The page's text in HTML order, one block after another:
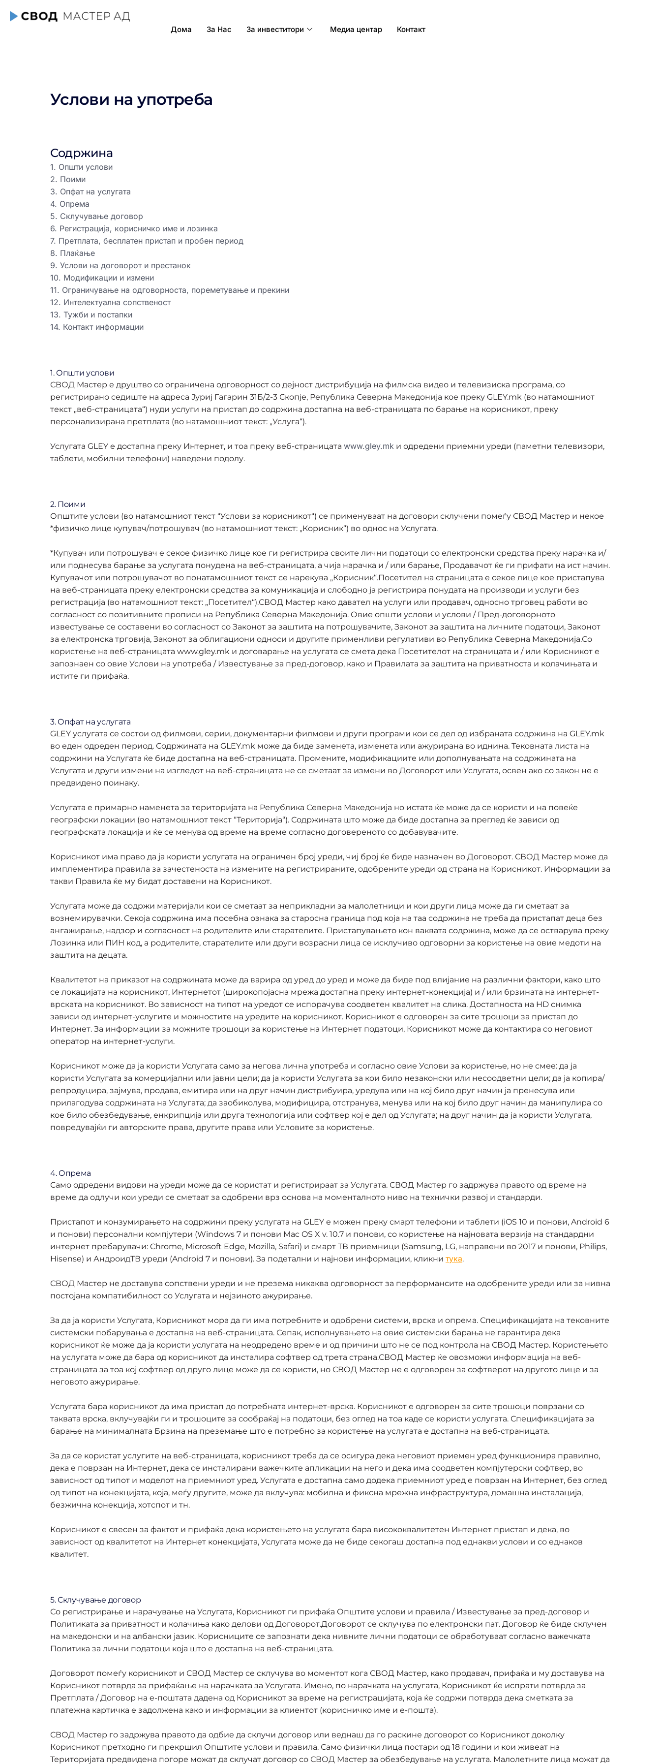
Дома За Нас За инвеститори Медиа центар Контакт
Услови на употреба
Содржина
1. Општи услови
2. Поими
3. Опфат на услугата
4. Опрема
5. Склучување договор
6. Регистрација, корисничко име и лозинка
7. Претплата, бесплатен пристап и пробен период
8. Плаќање
9. Услови на договорот и престанок
10. Модификации и измени
11. Ограничување на одговорноста, пореметување и прекини
12. Интелектуална сопственост
13. Тужби и постапки
14. Контакт информации
1. Општи услови
СВОД Мастер е друштво со ограничена одговорност со дејност дистрибуција на филмска видео и телевизиска програма, со
регистрирано седиште на адреса Јуриј Гагарин 31Б/2-3 Скопје, Република Северна Македонија кое преку GLEY.mk (во натамошниот
текст „веб-страницата“) нуди услуги на пристап до содржина достапна на веб-страницата по барање на корисникот, преку
персонализирана претплата (во натамошниот текст: „Услуга“).
Услугата GLEY е достапна преку Интернет, и тоа преку веб-страницата www.gley.mk и одредени приемни уреди (паметни телевизори,
таблети, мобилни телефони) наведени подолу.
2. Поими
Општите услови (во натамошниот текст “Услови за корисникот“) се применуваат на договори склучени помеѓу СВОД Мастер и некое
*физичко лице купувач/потрошувач (во натамошниот текст: „Корисник“) во однос на Услугата.
*Купувач или потрошувач е секое физичко лице кое ги регистрира своите лични податоци со електронски средства преку нарачка и/
или поднесува барање за услугата понудена на веб-страницата, а чија нарачка и / или барање, Продавачот ќе ги прифати на ист начин.
Купувачот или потрошувачот во понатамошниот текст се нарекува „Корисник“.Посетител на страницата е секое лице кое пристапува
на веб-страницата преку електронски средства за комуникација и слободно ја регистрира понудата на производи и услуги без
регистрација (во натамошниот текст: „Посетител“).СВОД Мастер како давател на услуги или продавач, односно трговец работи во
согласност со позитивните прописи на Република Северна Македонија. Овие општи услови и услови / Пред-договорното
известување се составени во согласност со Законот за заштита на потрошувачите, Законот за заштита на личните податоци, Законот
за електронска трговија, Законот за облигациони односи и другите применливи регулативи во Република Северна Македонија.Со
користење на веб-страницата www.gley.mk и договарање на услугата се смета дека Посетителот на страницата и / или Корисникот е
запознаен со овие Услови на употреба / Известување за пред-договор, како и Правилата за заштита на приватноста и колачињата и
истите ги прифаќа.
3. Опфат на услугата
GLEY услугата се состои од филмови, серии, документарни филмови и други програми кои се дел од избраната содржина на GLEY.mk
во еден одреден период. Содржината на GLEY.mk може да биде заменета, изменета или ажурирана во иднина. Тековната листа на
содржини на Услугата ќе биде достапна на веб-страницата. Промените, модификациите или дополнувањата на содржината на
Услугата и други измени на изгледот на веб-страницата не се сметаат за измени во Договорот или Услугата, освен ако со закон не е
предвидено поинаку.
Услугата е примарно наменета за територијата на Република Северна Македонија но истата ќе може да се користи и на повеќе
географски локации (во натамошниот текст “Територија“). Содржината што може да биде достапна за преглед ќе зависи од
географската локација и ќе се менува од време на време согласно договереното со добавувачите.
Корисникот има право да ја користи услугата на ограничен број уреди, чиј број ќе биде назначен во Договорот. СВОД Мастер може да
имплементира правила за зачестеноста на измените на регистрираните, одобрените уреди од страна на Корисникот. Информации за
такви Правила ќе му бидат доставени на Корисникот.
Услугата може да содржи материјали кои се сметаат за неприкладни за малолетници и кои други лица може да ги сметаат за
вознемирувачки. Секоја содржина има посебна ознака за старосна граница под која на таа содржина не треба да пристапат деца без
ангажирање, надзор и согласност на родителите или старателите. Пристапувањето кон ваквата содржина, може да се остварува преку
Лозинка или ПИН код, а родителите, старателите или други возрасни лица се исклучиво одговорни за користење на овие медоти на
заштита на децата.
Квалитетот на приказот на содржината може да варира од уред до уред и може да биде под влијание на различни фактори, како што
се локацијата на корисникот, Интернетот (широкопојасна мрежа достапна преку интернет-конекција) и / или брзината на интернет-
врската на корисникот. Во зависност на типот на уредот се испорачува соодветен квалитет на слика. Достапноста на HD снимка
зависи од интернет-услугите и можностите на уредите на корисникот. Корисникот е одговорен за сите трошоци за пристап до
Интернет. За информации за можните трошоци за користење на Интернет податоци, Корисникот може да контактира со неговиот
оператор на интернет-услуги.
Корисникот може да ја користи Услугата само за негова лична употреба и согласно овие Услови за користење, но не смее: да ја
користи Услугата за комерцијални или јавни цели; да ја користи Услугата за кои било незаконски или несоодветни цели; да ја копира/
репродуцира, зајмува, продава, емитира или на друг начин дистрибуира, уредува или на кој било друг начин ја пренесува или
прилагодува содржината на Услугата; да заобиколува, модифицира, отстранува, менува или на кој било друг начин да манипулира со
кое било обезбедување, енкрипција или друга технологија или софтвер кој е дел од Услугата; на друг начин да ја користи Услугата,
повредувајќи ги авторските права, другите права или Условите за користење.
4. Опрема
Само одредени видови на уреди може да се користат и регистрираат за Услугата. СВОД Мастер го задржува правото од време на
време да одлучи кои уреди се сметаат за одобрени врз основа на моменталното ниво на технички развој и стандарди.
Пристапот и конзумирањето на содржини преку услугата на GLEY е можен преку смарт телефони и таблети (iOS 10 и понови, Android 6
и понови) персонални компјутери (Windows 7 и понови Mac OS X v. 10.7 и понови, со користење на најновата верзија на стандардни
интернет пребарувачи: Chrome, Microsoft Edge, Mozilla, Safari) и смарт ТВ приемници (Samsung, LG, направени во 2017 и понови, Philips,
Hisense) и АндроидТВ уреди (Android 7 и понови). За подетални и најнови информации, кликни тука.
СВОД Мастер не доставува сопствени уреди и не презема никаква одговорност за перформансите на одобрените уреди или за нивна
постојана компатибилност со Услугата и нејзиното ажурирање.
За да ја користи Услугата, Корисникот мора да ги има потребните и одобрени системи, врска и опрема. Спецификацијата на тековните
системски побарувања е достапна на веб-страницата. Сепак, исполнувањето на овие системски барања не гарантира дека
корисникот ќе може да ја користи услугата на неодредено време и од причини што не се под контрола на СВОД Мастер. Користењето
на услугата може да бара од корисникот да инсталира софтвер од трета страна.СВОД Мастер ќе овозможи информација на веб-
страницата за тоа кој софтвер од друго лице може да се користи, но СВОД Мастер не е одговорен за софтверот на другото лице и за
неговото ажурирање.
Услугата бара корисникот да има пристап до потребната интернет-врска. Корисникот е одговорен за сите трошоци поврзани со
таквата врска, вклучувајќи ги и трошоците за сообраќај на податоци, без оглед на тоа каде се користи услугата. Спецификацијата за
барање на минималната Брзина на преземање што е потребно за користење на услугата е достапна на веб-страницата.
За да се користат услугите на веб-страницата, корисникот треба да се осигура дека неговиот приемен уред функционира правилно,
дека е поврзан на Интернет, дека се инсталирани важечките апликации на него и дека има соодветен компјутерски софтвер, во
зависност од типот и моделот на приемниот уред. Услугата е достапна само додека приемниот уред е поврзан на Интернет, без оглед
од типот на конекцијата, која, меѓу другите, може да вклучува: мобилна и фиксна мрежна инфраструктура, домашна инсталација,
безжична конекција, хотспот и тн.
Корисникот е свесен за фактот и прифаќа дека користењето на услугата бара висококвалитетен Интернет пристап и дека, во
зависност од квалитетот на Интернет конекцијата, Услугата може да не биде секогаш достапна под еднакви услови и со еднаков
квалитет.
5. Склучување договор
Со регистрирање и нарачување на Услугата, Корисникот ги прифаќа Општите услови и правила / Известување за пред-договор и
Политиката за приватност и колачиња како делови од Договорот.Договорот се склучува по електронски пат. Договор ќе биде склучен
на македонски и на албански јазик. Корисниците се запознати дека нивните лични податоци се обработуваат согласно важечката
Политика за лични податоци која што е достапна на веб-страницата.
Договорот помеѓу корисникот и СВОД Мастер се склучува во моментот кога СВОД Мастер, како продавач, прифаќа и му доставува на
Корисникот потврда за прифаќање на нарачката за Услугата. Имено, по нарачката на услугата, Корисникот ќе испрати потврда за
Претплата / Договор на e-поштата дадена од Корисникот за време на регистрацијата, која ќе содржи потврда дека сметката за
платежна картичка е задолжена како и информации за клиентот (корисничко име и е-пошта).
СВОД Мастер го задржува правото да одбие да склучи договор или веднаш да го раскине договорот со Корисникот доколку
Корисникот претходно ги прекршил Општите услови и правила. Само физички лица постари од 18 години и кои живеат на
Територијата предвидена погоре можат да склучат договор со СВОД Мастер за обезбедување на услугата. Малолетните лица можат да